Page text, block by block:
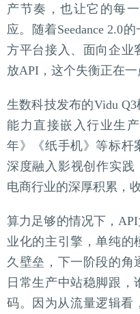
产节奏，也让它的每
应。随着Seedance 2.0
方平台接入、面向企业
放API，这个失衡正在一
生数科技发布的Vidu
能力直接嵌入行业生
年》《纸手机》等标杆
深度融入影视创作实践
电商行业的深厚积累，
算力足够的情况下，
业化的主引擎，单纯的
久壁垒，下一阶段的角
日常生产中站稳脚跟
码。因为从流量逻辑看